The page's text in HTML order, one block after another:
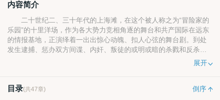
内容简介
二十世纪二、三十年代的上海滩，在这个被人称之为“冒险家的
乐园”的十里洋场，作为各大势力竞相角逐的舞台和共产国际在远东
的情报基地，正演绎着一出出惊心动魄、扣人心弦的舞台剧。到处
发生逮捕、惩办双方间谍、内奸、叛徒的或明或暗的杀戮和反杀
戮；许多人一夜之间就消失的无影无踪，更有许多人在这些恐怖的
展开
目录(共47章)
倒序